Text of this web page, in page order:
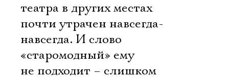
театра в других местах
почти утрачен навсегда-
навсегда. И слово
«старомодный» ему
не подходит – слишком